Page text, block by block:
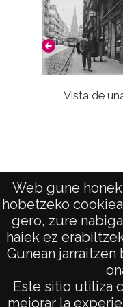
Web gune
hobetzeko
gero, zure
haiek ez
Gunean
Este sitio utiliza
mejorar la
Vista de
AVISO
POLÍTICA